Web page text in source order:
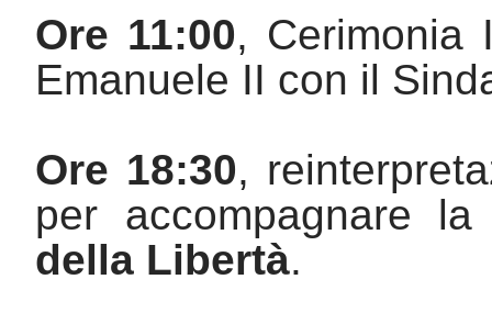
Ore 11:00, Cerimonia
Emanuele II con il
Ore 18:30,
per accompagnare
della Libertà.